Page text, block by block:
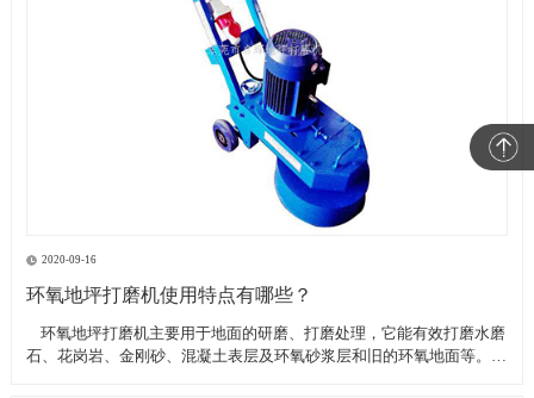
2020-09-16
环氧地坪打磨机使用特点有哪些？
​ 环氧地坪打磨机主要用于地面的研磨、打磨处理，它能有效打磨水磨
石、花岗岩、金刚砂、混凝土表层及环氧砂浆层和旧的环氧地面等。具